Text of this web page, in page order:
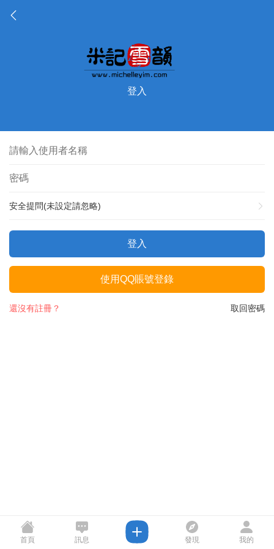
登入
安全提問(未設定請忽略)
登入
使用QQ賬號登錄
取回密碼
還沒有註冊？
首頁 訊息 發現 我的